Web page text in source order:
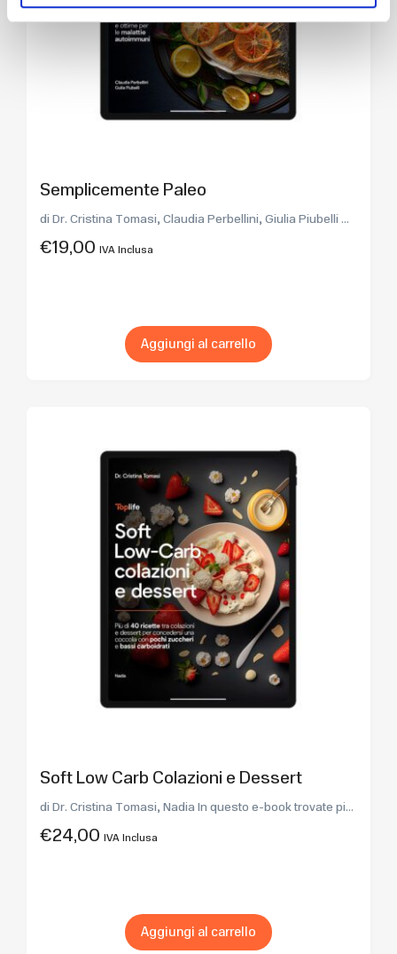
Semplicemente Paleo
di Dr. Cristina Tomasi, Claudia Perbellini, Giulia Piubelli ...
€19,00 IVA Inclusa
Aggiungi al carrello
Soft Low Carb Colazioni e Dessert
di Dr. Cristina Tomasi, Nadia In questo e-book trovate pi...
€24,00 IVA Inclusa
Aggiungi al carrello